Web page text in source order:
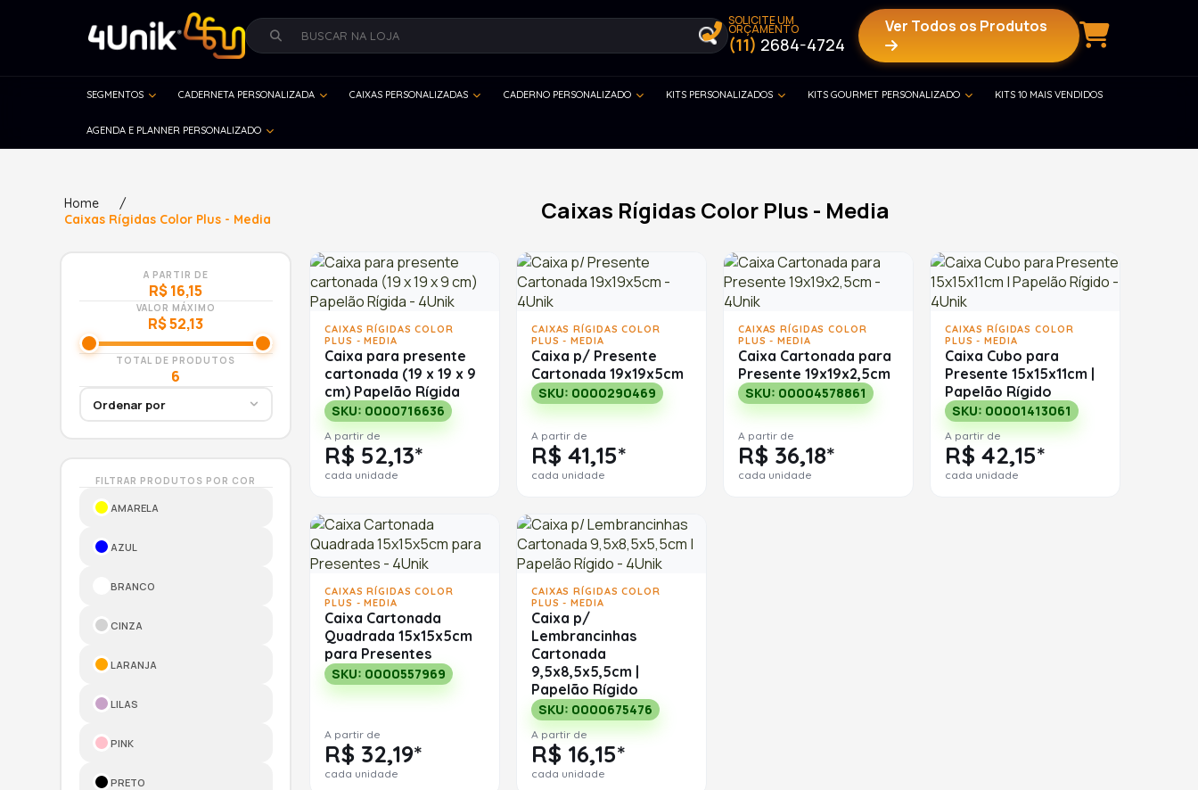
SOLICITE UM
ORÇAMENTO
(11) 2684-4724
Ver Todos os Produtos
SEGMENTOS CADERNETA PERSONALIZADA CAIXAS PERSONALIZADAS CADERNO PERSONALIZADO KITS PERSONALIZADOS KITS GOURMET PERSONALIZADO KITS 10 MAIS VENDIDOS
AGENDA E PLANNER PERSONALIZADO
Home
/
Caixas Rígidas Color Plus - Media
Caixas Rígidas Color Plus - Media
A PARTIR DE
R$ 16,15
VALOR MÁXIMO
R$ 52,13
TOTAL DE PRODUTOS
6
FILTRAR PRODUTOS POR COR
AMARELA
AZUL
BRANCO
CINZA
LARANJA
LILAS
PINK
PRETO
CAIXAS RÍGIDAS COLOR
PLUS - MEDIA
Caixa para presente
cartonada (19 x 19 x 9
cm) Papelão Rígida
SKU: 0000716636
A partir de
R$ 52,13*
cada unidade
CAIXAS RÍGIDAS COLOR
PLUS - MEDIA
Caixa p/ Presente
Cartonada 19x19x5cm
SKU: 0000290469
A partir de
R$ 41,15*
cada unidade
CAIXAS RÍGIDAS COLOR
PLUS - MEDIA
Caixa Cartonada para
Presente 19x19x2,5cm
SKU: 00004578861
A partir de
R$ 36,18*
cada unidade
CAIXAS RÍGIDAS COLOR
PLUS - MEDIA
Caixa Cubo para
Presente 15x15x11cm |
Papelão Rígido
SKU: 00001413061
A partir de
R$ 42,15*
cada unidade
CAIXAS RÍGIDAS COLOR
PLUS - MEDIA
Caixa Cartonada
Quadrada 15x15x5cm
para Presentes
SKU: 0000557969
A partir de
R$ 32,19*
cada unidade
CAIXAS RÍGIDAS COLOR
PLUS - MEDIA
Caixa p/
Lembrancinhas
Cartonada
9,5x8,5x5,5cm |
Papelão Rígido
SKU: 0000675476
A partir de
R$ 16,15*
cada unidade